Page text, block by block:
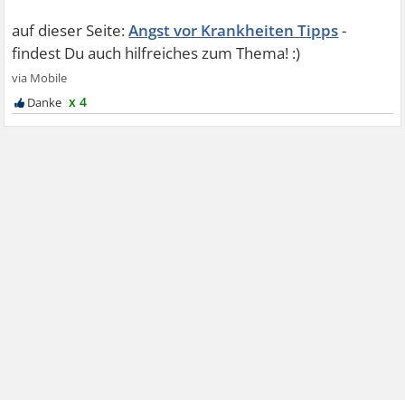
Angst vor Krankheiten Tipps
x 4